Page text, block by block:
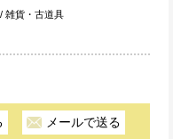
雑貨・古道具
メールで送る